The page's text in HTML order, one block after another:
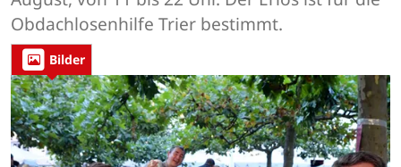
Obdachlosenhilfe Trier bestimmt.
Bilder